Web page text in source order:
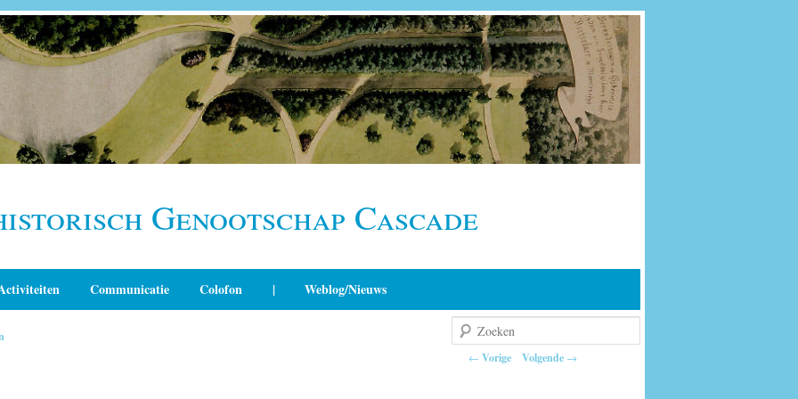
Genootschap Cascade
Communicatie Colofon | Weblog/Nieuws
Berichtnavigatie
← Vorige Volgende →